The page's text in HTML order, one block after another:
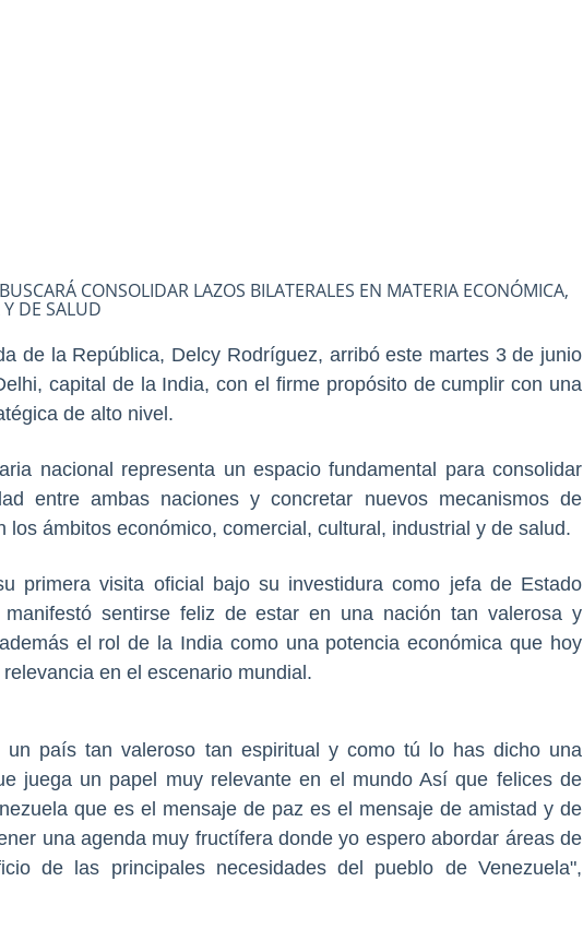
CONSOLIDAR LAZOS BILATERALES EN MATERIA ECONÓMICA,
DE SALUD
de la República, Delcy Rodríguez, arribó este martes 3 de junio
capital de la India, con el firme propósito de cumplir con una
de alto nivel.
nacional representa un espacio fundamental para consolidar
entre ambas naciones y concretar nuevos mecanismos de
los ámbitos económico, comercial, cultural, industrial y de salud.
primera visita oficial bajo su investidura como jefa de Estado
manifestó sentirse feliz de estar en una nación tan valerosa y
el rol de la India como una potencia económica que hoy
en el escenario mundial.
país tan valeroso tan espiritual y como tú lo has dicho una
juega un papel muy relevante en el mundo Así que felices de
que es el mensaje de paz es el mensaje de amistad y de
una agenda muy fructífera donde yo espero abordar áreas de
de las principales necesidades del pueblo de Venezuela",